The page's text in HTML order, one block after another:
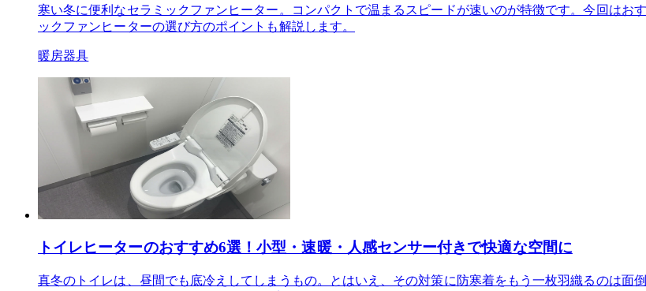
寒い冬に便利なセラミックファンヒーター。コンパクトで温まるスピードが速いのが特徴です。今回はお
ックファンヒーターの選び方のポイントも解説します。
暖房器具
トイレヒーターのおすすめ6選！小型・速暖・人感センサー付きで快適な空間に
真冬のトイレは、昼間でも底冷えしてしまうもの。とはいえ、その対策に防寒着をもう一枚羽織るのは